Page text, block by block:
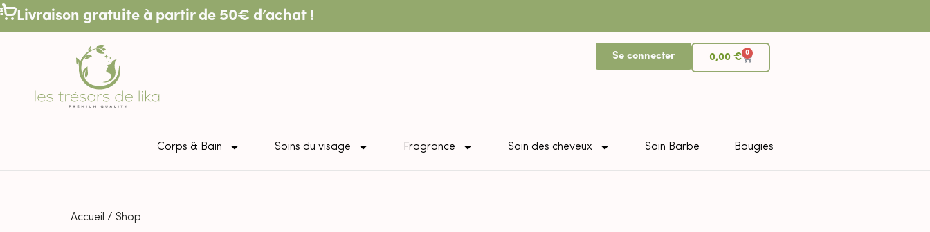
Livraison gratuite à partir de 50€ d’achat !
Se connecter 0,00 € 0
Corps & Bain Soins du visage Fragrance Soin des cheveux Soin Barbe Bougies
Accueil / Shop